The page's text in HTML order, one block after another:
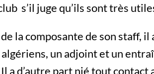
s’il juge qu’ils sont très
de la composante de son staff,
un adjoint et un
a d’autre part nié tout contact